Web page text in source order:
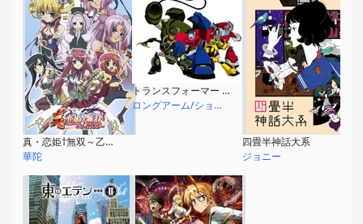
真・恋姫†無双～乙女大乱～
華陀
トランスフォーマー アニメイテッド
ロングアーム/ショックウェーブ
四畳半神話大系
ジョニー